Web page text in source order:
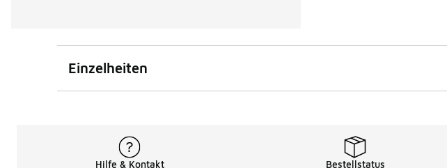
Einzelheiten
Hilfe & Kontakt Bestellstatus